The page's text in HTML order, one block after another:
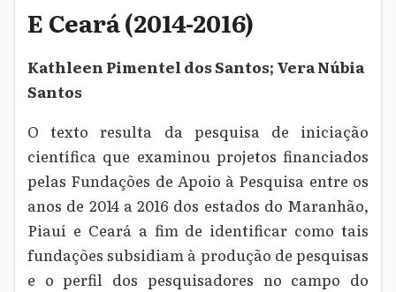
E Ceará (2014-2016)
Kathleen Pimentel dos Santos; Vera Núbia
Santos
O texto resulta da pesquisa de iniciação
científica que examinou projetos financiados
pelas Fundações de Apoio à Pesquisa entre os
anos de 2014 a 2016 dos estados do Maranhão,
Piauí e Ceará a fim de identificar como tais
fundações subsidiam à produção de pesquisas
e o perfil dos pesquisadores no campo do